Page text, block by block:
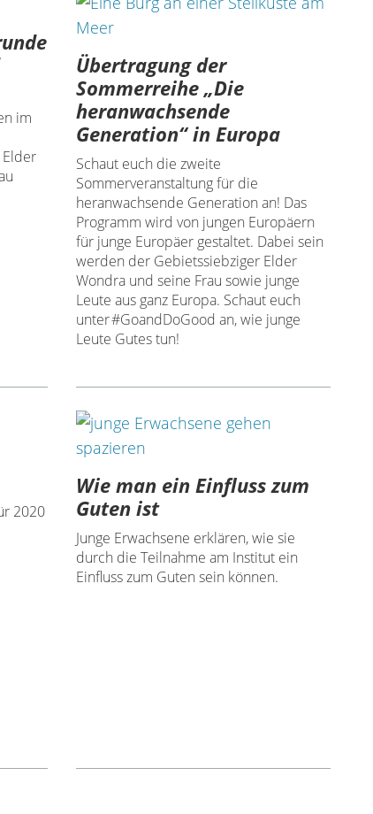
im
Übertragung der
Sommerreihe „Die
heranwachsende
Generation“ in Europa
Schaut euch die zweite
Sommerveranstaltung für die
heranwachsende Generation an! Das
Programm wird von jungen Europäern
für junge Europäer gestaltet. Dabei sein
werden der Gebietssiebziger Elder
Wondra und seine Frau sowie junge
Leute aus ganz Europa. Schaut euch
unter #GoandDoGood an, wie junge
Leute Gutes tun!
2020
Wie man ein Einfluss zum
Guten ist
Junge Erwachsene erklären, wie sie
durch die Teilnahme am Institut ein
Einfluss zum Guten sein können.